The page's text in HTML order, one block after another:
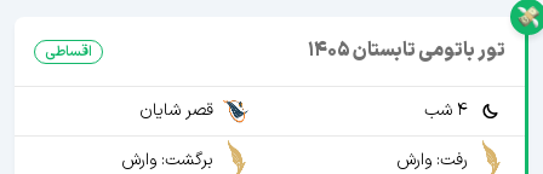
تور باتومی تابستان 1405 اقساطی
4 شب
قصر شایان
رفت: وارش
برگشت: وارش